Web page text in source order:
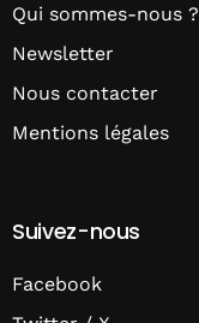
Qui sommes-nous ?
Newsletter
Nous contacter
Mentions légales
Suivez-nous
Facebook